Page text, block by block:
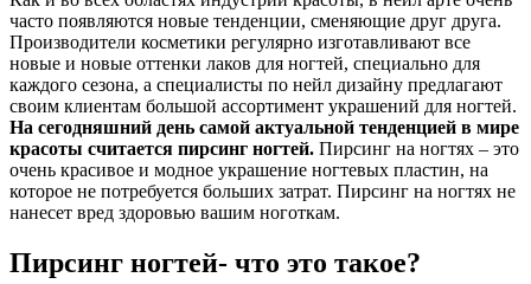
часто появляются новые тенденции, сменяющие друг друга.
Производители косметики регулярно изготавливают все
новые и новые оттенки лаков для ногтей, специально для
каждого сезона, а специалисты по нейл дизайну предлагают
своим клиентам большой ассортимент украшений для ногтей.
На сегодняшний день самой актуальной тенденцией в мире
красоты считается пирсинг ногтей. Пирсинг на ногтях – это
очень красивое и модное украшение ногтевых пластин, на
которое не потребуется больших затрат. Пирсинг на ногтях не
нанесет вред здоровью вашим ноготкам.
Пирсинг ногтей- что это такое?